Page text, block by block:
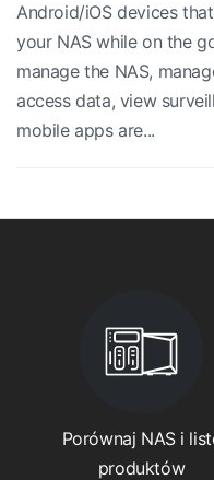
Android/iOS devices
your NAS while on the
manage the NAS,
access data, view
mobile apps are...
Porównaj NAS i
produktów